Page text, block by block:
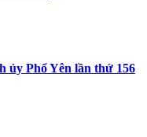
ủy Phổ Yên lần thứ 156